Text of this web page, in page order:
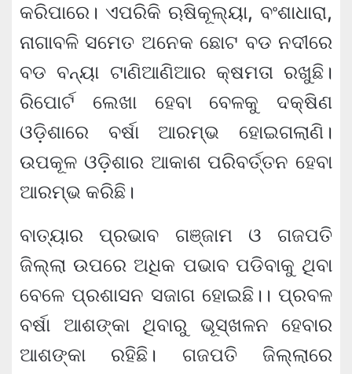
କରିପାରେ। ଏପରିକି ଋଷିକୂଲ୍ୟା, ବଂଶାଧାରା,
ନାଗାବଳି ସମେତ ଅନେକ ଛୋଟ ବଡ ନଦୀରେ
ବଡ ବନ୍ୟା ଟାଣିଆଣିଆର କ୍ଷମତା ରଖୁଛି।
ରିପୋର୍ଟ ଲେଖା ହେବା ବେଳକୁ ଦକ୍ଷିଣ
ଓଡ଼ିଶାରେ ବର୍ଷା ଆରମ୍ଭ ହୋଇଗଲାଣି।
ଉପକୂଳ ଓଡ଼ିଶାର ଆକାଶ ପରିବର୍ତ୍ତନ ହେବା
ଆରମ୍ଭ କରିଛି।
ବାତ୍ୟାର ପ୍ରଭାବ ଗଞ୍ଜାମ ଓ ଗଜପତି
ଜିଲ୍ଲା ଉପରେ ଅଧିକ ପଭାବ ପଡିବାକୁ ଥିବା
ବେଳେ ପ୍ରଶାସନ ସଜାଗ ହୋଇଛି।। ପ୍ରବଳ
ବର୍ଷା ଆଶଙ୍କା ଥିବାରୁ ଭୂସ୍ଖଳନ ହେବାର
ଆଶଙ୍କା ରହିଛି। ଗଜପତି ଜିଲ୍ଲାରେ